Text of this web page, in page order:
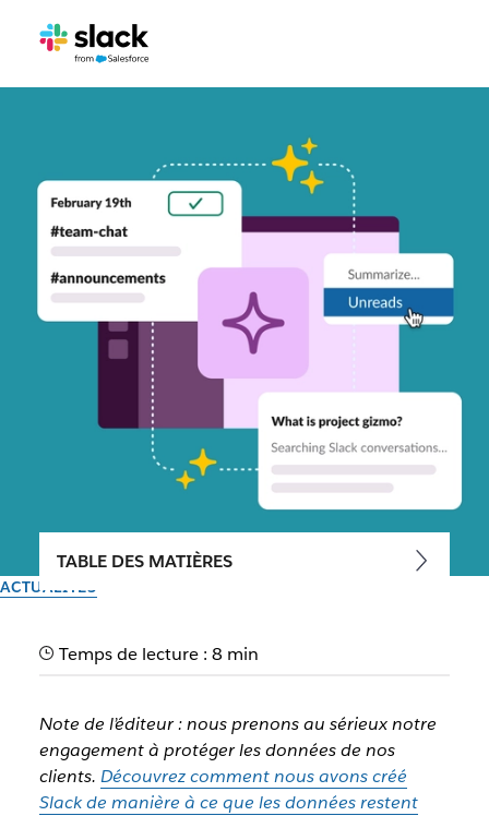
ACTUALITÉS
Slack AI est disponible
gonctionnalités d’IA générative, disponible dès maintenant
Par l’équipe Slack
14 février 2024
TABLE DES MATIÈRES
Temps de lecture : 8 min
Note de l’éditeur : nous prenons au sérieux notre
engagement à protéger les données de nos
clients. Découvrez comment nous avons créé
Slack de manière à ce que les données restent